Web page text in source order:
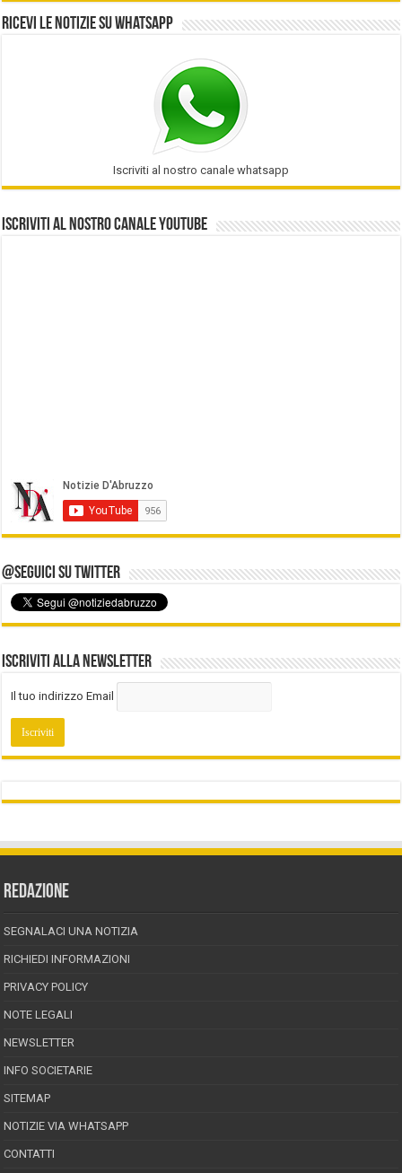
Ricevi le notizie su Whatsapp
Iscriviti al nostro canale whatsapp
Iscriviti al nostro Canale Youtube
@Seguici su Twitter
Iscriviti alla Newsletter
Il tuo indirizzo Email
REDAZIONE
SEGNALACI UNA NOTIZIA
RICHIEDI INFORMAZIONI
PRIVACY POLICY
NOTE LEGALI
NEWSLETTER
INFO SOCIETARIE
SITEMAP
NOTIZIE VIA WHATSAPP
CONTATTI